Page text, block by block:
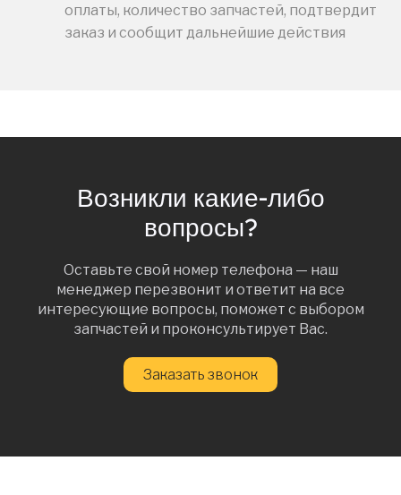
оплаты, количество запчастей, подтвердит
заказ и сообщит дальнейшие действия
Возникли какие-либо
вопросы?
Оставьте свой номер телефона — наш
менеджер перезвонит и ответит на все
интересующие вопросы, поможет с выбором
запчастей и проконсультирует Вас.
Заказать звонок